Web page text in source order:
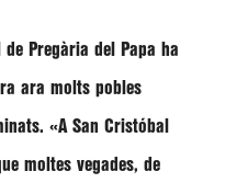
Pregària del Papa ha
ara molts pobles
«A San Cristóbal
moltes vegades, de